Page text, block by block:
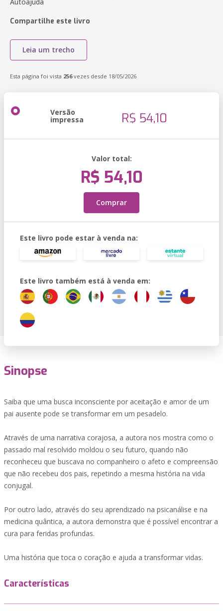
Compartilhe este livro
Leia um trecho
Esta página foi vista 256vezes desde 18/05/2026
Versão
impressa R$ 54,10
Valor total:
R$ 54,10
Comprar
Este livro pode estar à venda na:
Este livro também está à venda em:
Sinopse
Saiba que uma busca inconsciente por aceitação e amor de um
pai ausente pode se transformar em um pesadelo.
Através de uma narrativa corajosa, a autora nos mostra como o
passado mal resolvido moldou o seu futuro, quando não
reconheceu que buscava no companheiro o afeto e compreensão
que não recebeu dos pais, repetindo a mesma história na vida
conjugal.
Por outro lado, através do seu aprendizado na psicanálise e na
medicina quântica, a autora demonstra que é possível encontrar a
cura para feridas profundas.
Uma história que toca o coração e ajuda a transformar vidas.
Características